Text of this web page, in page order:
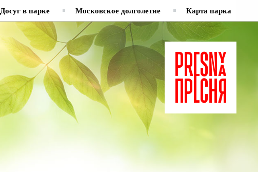
Досуг в парке Московское долголетие Карта парка